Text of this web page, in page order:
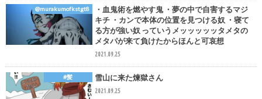
@murakumofkstgt8
・血鬼術を燃やす鬼 ・夢の中で自害するマジ
キチ ・カンで本体の位置を見つける奴 ・寝て
る方が強い奴 っていうメッッッッッタメタの
メタパが来て負けたからほんと可哀想
2021.09.25
#髪 雪山に来た煉獄さん
2021.09.25